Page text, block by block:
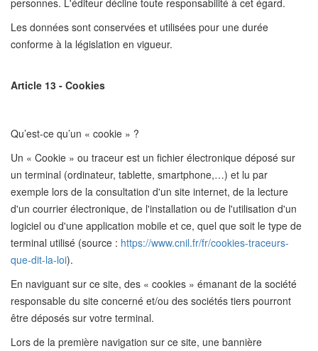
personnes. L'éditeur décline toute responsabilité à cet égard.
Les données sont conservées et utilisées pour une durée
conforme à la législation en vigueur.
Article 13 - Cookies
Qu’est-ce qu’un « cookie » ?
Un « Cookie » ou traceur est un fichier électronique déposé sur
un terminal (ordinateur, tablette, smartphone,…) et lu par
exemple lors de la consultation d'un site internet, de la lecture
d'un courrier électronique, de l'installation ou de l'utilisation d'un
logiciel ou d'une application mobile et ce, quel que soit le type de
terminal utilisé (source : https://www.cnil.fr/fr/cookies-traceurs-
que-dit-la-loi).
En naviguant sur ce site, des « cookies » émanant de la société
responsable du site concerné et/ou des sociétés tiers pourront
être déposés sur votre terminal.
Lors de la première navigation sur ce site, une bannière